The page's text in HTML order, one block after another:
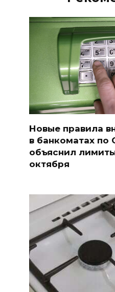
Новые правила
в банкоматах по
объяснил
октября